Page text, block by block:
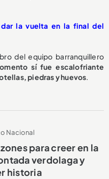
dar la vuelta en la final del
del equipo barranquillero
sí fue escalofriante
piedras y huevos.
Nacional
para creer en la
verdolaga y
historia